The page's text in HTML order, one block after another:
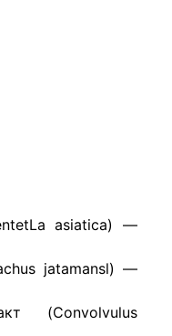
asiatica) —
jatamansl) —
(Convolvulus